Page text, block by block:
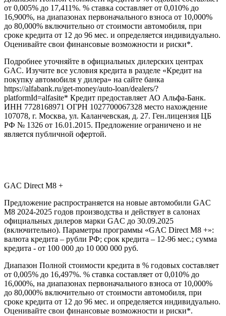
от 0,005% до 17,411%. % ставка составляет от 0,010% до
16,900%, на диапазонах первоначального взноса от 10,000%
до 80,000% включительно от стоимости автомобиля, при
сроке кредита от 12 до 96 мес. и определяется индивидуально.
Оценивайте свои финансовые возможности и риски*.
Подробнее уточняйте в официальных дилерских центрах
GAC. Изучите все условия кредита в разделе «Кредит на
покупку автомобиля у дилера» на сайте банка
https://alfabank.ru/get-money/auto-loan/dealers/?
platformId=alfasite* Кредит предоставляет АО Альфа-Банк.
ИНН 7728168971 ОГРН 1027700067328 место нахождение
107078, г. Москва, ул. Каланчевская, д. 27. Ген.лицензия ЦБ
РФ № 1326 от 16.01.2015. Предложение ограничено и не
является публичной офертой.
GAC Direct М8 +
Предложение распространяется на новые автомобили GAC
M8 2024-2025 годов производства и действует в салонах
официальных дилеров марки GAC до 30.09.2025
(включительно). Параметры программы «GAC Direct M8 +»:
валюта кредита – рубли РФ; срок кредита – 12-96 мес.; сумма
кредита - от 100 000 до 10 000 000 руб.
Диапазон Полной стоимости кредита в % годовых составляет
от 0,005% до 16,497%. % ставка составляет от 0,010% до
16,000%, на диапазонах первоначального взноса от 10,000%
до 80,000% включительно от стоимости автомобиля, при
сроке кредита от 12 до 96 мес. и определяется индивидуально.
Оценивайте свои финансовые возможности и риски*.